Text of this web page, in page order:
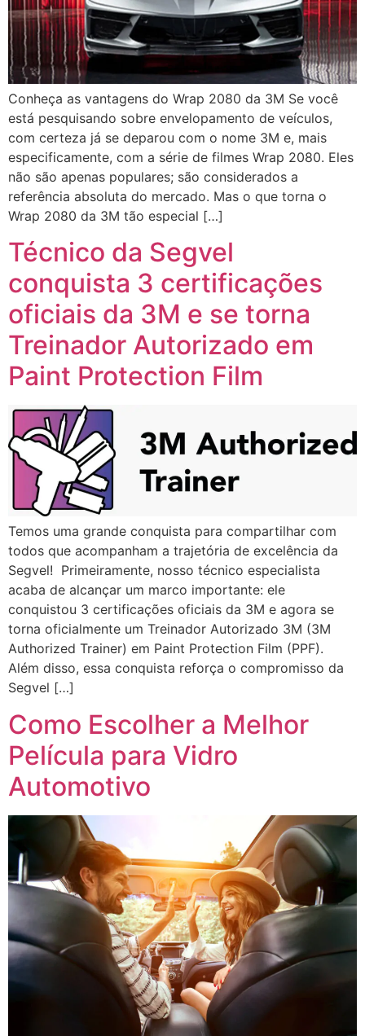
Conheça as vantagens do Wrap 2080 da 3M Se você
está pesquisando sobre envelopamento de veículos,
com certeza já se deparou com o nome 3M e, mais
especificamente, com a série de filmes Wrap 2080. Eles
não são apenas populares; são considerados a
referência absoluta do mercado. Mas o que torna o
Wrap 2080 da 3M tão especial […]
Técnico da Segvel
conquista 3 certificações
oficiais da 3M e se torna
Treinador Autorizado em
Paint Protection Film
Temos uma grande conquista para compartilhar com
todos que acompanham a trajetória de excelência da
Segvel! Primeiramente, nosso técnico especialista
acaba de alcançar um marco importante: ele
conquistou 3 certificações oficiais da 3M e agora se
torna oficialmente um Treinador Autorizado 3M (3M
Authorized Trainer) em Paint Protection Film (PPF).
Além disso, essa conquista reforça o compromisso da
Segvel […]
Como Escolher a Melhor
Película para Vidro
Automotivo